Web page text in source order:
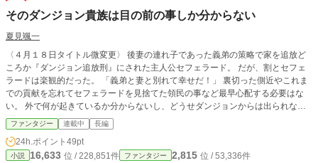
そのダンジョン貴族は目の前の事しか分からない
夏見颯一
〈４月１８日タイトル微変更〉 後妻の連れ子であった義弟の策略で家を追放ど
ころか『ダンジョン追放刑』にされた主人公セフェラード。 だが、割とセフェ
ラードは楽観的だった。 「義弟と妻と別れて幸せだ！」 裏切った側近やこれま
での貢献を忘れてセフェラードを見捨てた領民の事など最早心配する必要はな
い。 外で何が起きているか分からないし、どうせダンジョンからは出られな
い。 セフェラードはダンジョンマスターを味方に付け、ダンジョンで生活を始
める。 かつては領地を潤したスキルで、ダンジョンの一角を豊かな街に変え、
えん罪で追放された他の者も集めながら。 そして、セフェラードを追放した事
で多くの者が後悔する。 やがては国を揺さ振り、やがては崩壊に至る。 そんな
ファンタジー 連載中 長編
24h.ポイント 49pt
小説 16,633 位 / 228,851件 ファンタジー 2,815 位 / 53,336件